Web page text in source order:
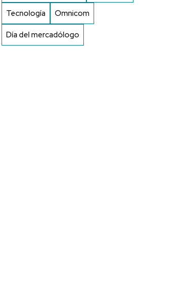
Tecnología Omnicom
Día del mercadólogo